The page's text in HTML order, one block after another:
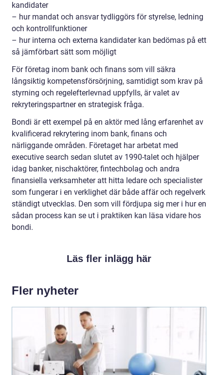
kandidater
– hur mandat och ansvar tydliggörs för styrelse, ledning
och kontrollfunktioner
– hur interna och externa kandidater kan bedömas på ett
så jämförbart sätt som möjligt
För företag inom bank och finans som vill säkra
långsiktig kompetensförsörjning, samtidigt som krav på
styrning och regelefterlevnad uppfylls, är valet av
rekryteringspartner en strategisk fråga.
Bondi är ett exempel på en aktör med lång erfarenhet av
kvalificerad rekrytering inom bank, finans och
närliggande områden. Företaget har arbetat med
executive search sedan slutet av 1990-talet och hjälper
idag banker, nischaktörer, fintechbolag och andra
finansiella verksamheter att hitta ledare och specialister
som fungerar i en verklighet där både affär och regelverk
ständigt utvecklas. Den som vill fördjupa sig mer i hur en
sådan process kan se ut i praktiken kan läsa vidare hos
bondi.
Läs fler inlägg här
Fler nyheter